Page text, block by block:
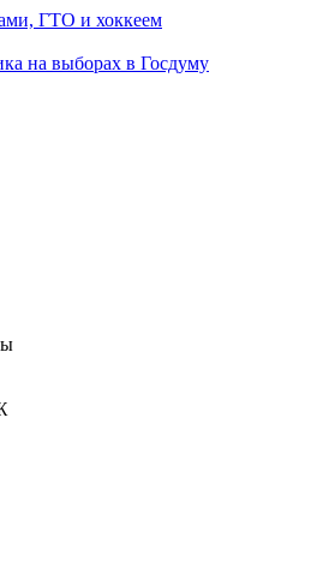
ГТО и хоккеем
на выборах в Госдуму